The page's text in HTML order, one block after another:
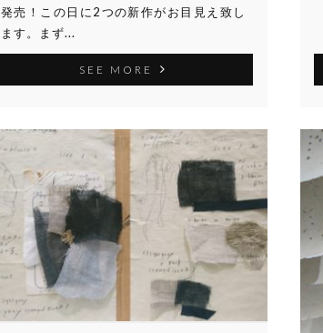
発売！この日に2つの新作がお目見え致し
ます。まず...
SEE MORE